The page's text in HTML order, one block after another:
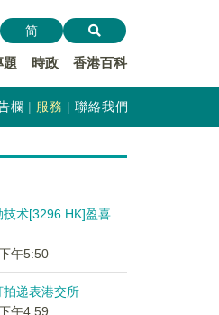
題 時政 香港百科
简
欄 服務 聯絡我們
技术[3296.HK]盈喜
午5:50
拍递表港交所
午4:59